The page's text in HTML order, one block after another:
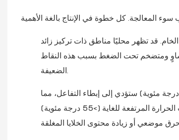
قد تظهر محليًا مناطق ذات تركيز زائد
ومتضخم تحت الضغط بسبب هذه النقاط
الضعيفة.
: المواد الخام أو درجات حرارة المحيط المنخفضة للغاية (<15 درجة مئوية) ستؤدي إلى إبطاء التفاعل، مما
يسمح للخلايا غير المحددة بالخضوع "للتشوه المسبق" تحت وزنها الخاص ثم يتم حبسها. درجات الحرارة المرتفعة للغاية (>55 درجة مئوية)